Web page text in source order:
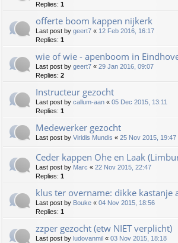
Replies: 1
offerte boom kappen nijkerk
Last post by geert7 « 12 Feb 2016, 16:17
Replies: 1
wie of wie - apenboom in
Last post by geert7 « 29 Jan 2016, 09:07
Replies: 2
Instructeur gezocht
Last post by callum-aan « 05 Dec 2015, 13:11
Replies: 1
Medewerker gezocht
Last post by Viridis Mundis « 25 Nov 2015, 19:47
Ceder kappen Ohe en Laak
Last post by Marc « 22 Nov 2015, 22:47
Replies: 1
klus ter overname: dikke kastanje
Last post by Bouke « 04 Nov 2015, 18:56
Replies: 1
zzper gezocht (etw NIET verplicht)
Last post by ludovanmil « 03 Nov 2015, 18:18